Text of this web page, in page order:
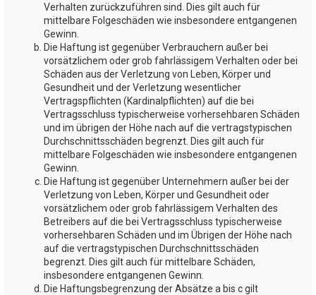
Verhalten zurückzuführen sind. Dies gilt auch für
mittelbare Folgeschäden wie insbesondere entgangenen
Gewinn.
Die Haftung ist gegenüber Verbrauchern außer bei
vorsätzlichem oder grob fahrlässigem Verhalten oder bei
Schäden aus der Verletzung von Leben, Körper und
Gesundheit und der Verletzung wesentlicher
Vertragspflichten (Kardinalpflichten) auf die bei
Vertragsschluss typischerweise vorhersehbaren Schäden
und im übrigen der Höhe nach auf die vertragstypischen
Durchschnittsschäden begrenzt. Dies gilt auch für
mittelbare Folgeschäden wie insbesondere entgangenen
Gewinn.
Die Haftung ist gegenüber Unternehmern außer bei der
Verletzung von Leben, Körper und Gesundheit oder
vorsätzlichem oder grob fahrlässigem Verhalten des
Betreibers auf die bei Vertragsschluss typischerweise
vorhersehbaren Schäden und im Übrigen der Höhe nach
auf die vertragstypischen Durchschnittsschäden
begrenzt. Dies gilt auch für mittelbare Schäden,
insbesondere entgangenen Gewinn.
Die Haftungsbegrenzung der Absätze a bis c gilt